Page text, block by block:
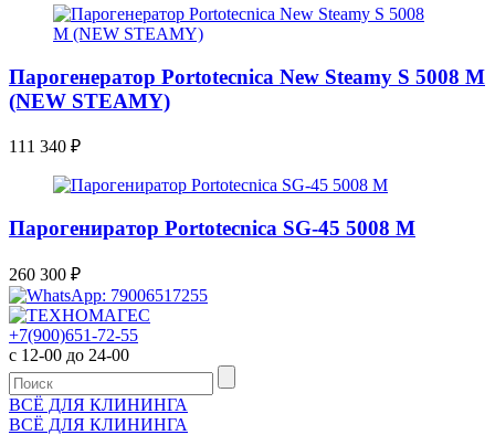
Парогенератор Portotecnica New Steamy S 5008 M
(NEW STEAMY)
111 340 ₽
Парогениратор Portotecnica SG-45 5008 M
260 300 ₽
+7(900)651-72-55
с 12-00 до 24-00
ВСЁ ДЛЯ КЛИНИНГА
ВСЁ ДЛЯ КЛИНИНГА